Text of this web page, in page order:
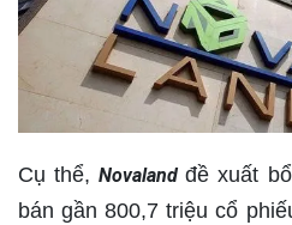
Cụ thể,Novalandđề xuất
bán gần 800,7 triệu cổ